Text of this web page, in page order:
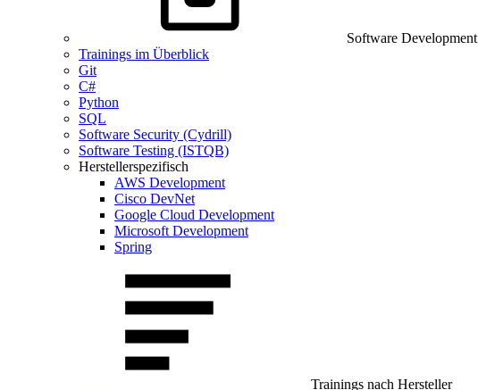
Software Development
Trainings im Überblick
Git
C#
Python
SQL
Software Security (Cydrill)
Software Testing (ISTQB)
Herstellerspezifisch
AWS Development
Cisco DevNet
Google Cloud Development
Microsoft Development
Spring
Trainings nach Hersteller